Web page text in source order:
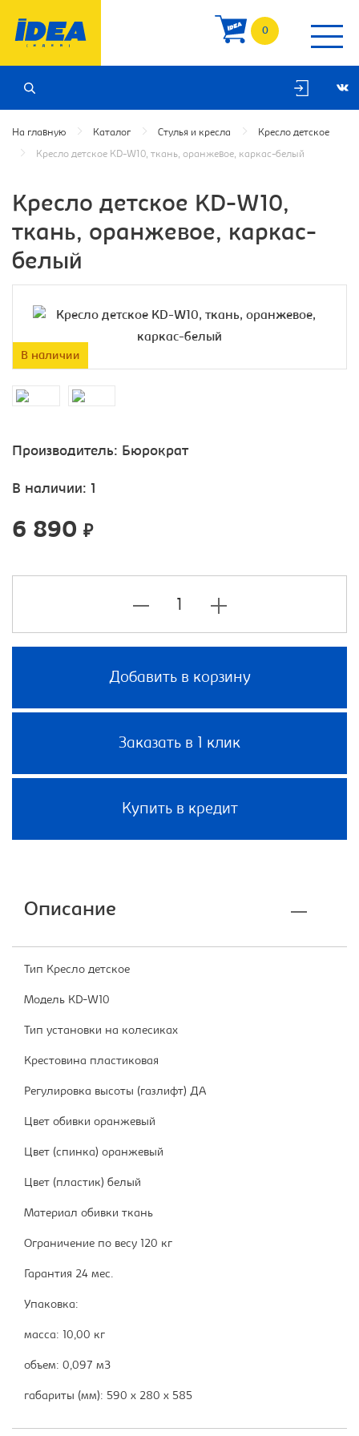
0
На главную Каталог Стулья и кресла Кресло детское
Кресло детское KD-W10, ткань, оранжевое, каркас-белый
Кресло детское KD-W10,
ткань, оранжевое, каркас-
белый
В наличии
Производитель: Бюрократ
В наличии: 1
6 890 ₽
Добавить в корзину
Заказать в 1 клик
Купить в кредит
Описание
Тип Кресло детское
Модель KD-W10
Тип установки на колесиках
Крестовина пластиковая
Регулировка высоты (газлифт) ДА
Цвет обивки оранжевый
Цвет (спинка) оранжевый
Цвет (пластик) белый
Материал обивки ткань
Ограничение по весу 120 кг
Гарантия 24 мес.
Упаковка:
масса: 10,00 кг
объем: 0,097 м3
габариты (мм): 590 x 280 x 585